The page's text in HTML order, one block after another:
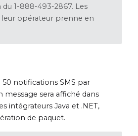
1-888-493-2867. Les
leur opérateur prenne en
notifications SMS par
sera affiché dans
intégrateurs Java et .NET,
de paquet.